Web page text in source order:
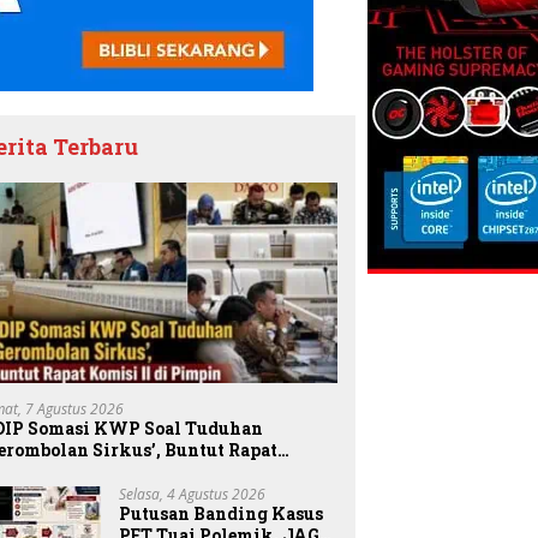
Terbaru
7 Agustus 2026
Somasi KWP Soal Tuduhan
Sirkus’, Buntut Rapat
Selasa, 4 Agustus 2026
Putusan Banding Kasus